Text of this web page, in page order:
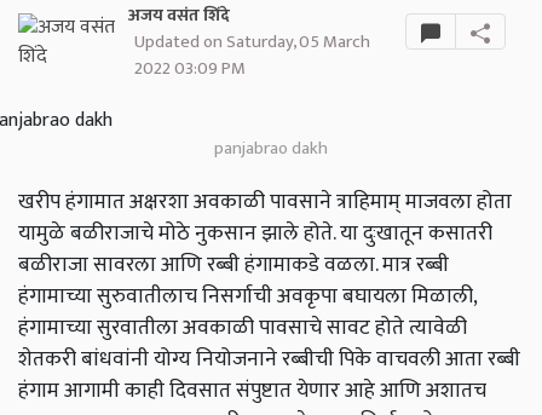
अजय वसंत शिंदे
Updated on Saturday, 05 March
2022 03:09 PM
panjabrao dakh
खरीप हंगामात अक्षरशा अवकाळी पावसाने त्राहिमाम् माजवला होता
यामुळे बळीराजाचे मोठे नुकसान झाले होते. या दुःखातून कसातरी
बळीराजा सावरला आणि रब्बी हंगामाकडे वळला. मात्र रब्बी
हंगामाच्या सुरुवातीलाच निसर्गाची अवकृपा बघायला मिळाली,
हंगामाच्या सुरवातीला अवकाळी पावसाचे सावट होते त्यावेळी
शेतकरी बांधवांनी योग्य नियोजनाने रब्बीची पिके वाचवली आता रब्बी
हंगाम आगामी काही दिवसात संपुष्टात येणार आहे आणि अशातच